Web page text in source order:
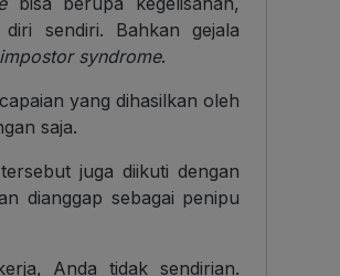
sendiri. Bahkan gejala
impostor syndrome.
yang dihasilkan oleh
saja.
juga diikuti dengan
dianggap sebagai penipu
Anda tidak sendirian.